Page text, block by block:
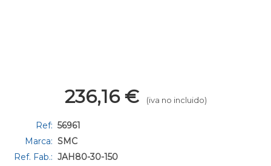
236,16 € (iva no incluido)
Ref: 56961
Marca: SMC
Ref. Fab.: JAH80-30-150